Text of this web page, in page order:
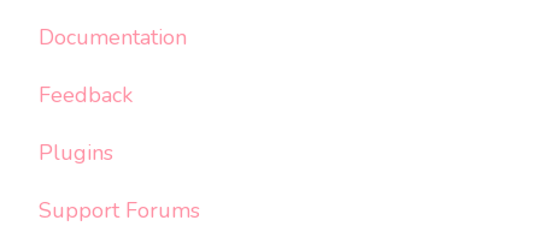
Documentation
Feedback
Plugins
Support Forums